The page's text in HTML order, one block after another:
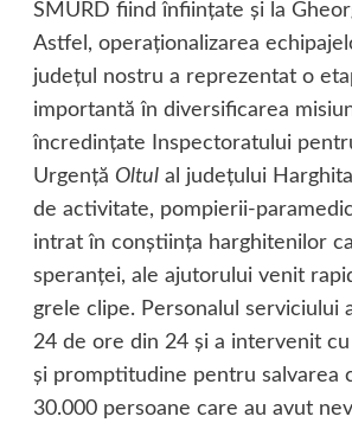
SMURD fiind înfiinţate şi la
Astfel, operaţionalizarea
judeţul nostru a reprezentat o
importantă în diversificarea
încredinţate Inspectoratului
Urgenţă Oltulal judeţului
de activitate, pompierii-
intrat în conştiinţa harghitenilor
speranţei, ale ajutorului venit
grele clipe. Personalul serviciului
24 de ore din 24 şi a intervenit
şi promptitudine pentru salvarea
30.000 persoane care au avut